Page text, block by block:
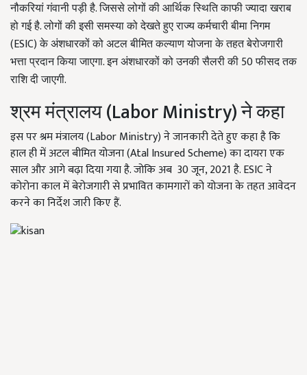
नौकरियांगंवानीपड़ीहै.जिससेलोगोंकीआर्थिकस्थितिकाफीज्यादाखराब
होगईहै.लोगोंकीइसीसमस्याकोदेखतेहुएराज्यकर्मचारीबीमानिगम
(ESIC)केअंशधारकोंकोअटलबीमितकल्याणयोजनाकेतहतबेरोजगारी
भत्ताप्रदानकियाजाएगा.इनअंशधारकोंकोउनकीसैलरीकी 50फीसदतक
राशिदीजाएगी.
श्रममंत्रालय(Labor Ministry)नेकहा
इस पर श्रम मंत्रालय (Labor Ministry) ने जानकारी देते हुए कहा है कि
हाल ही में अटल बीमित योजना (Atal Insured Scheme) का दायरा एक
साल और आगे बढ़ा दिया गया है. जोकि अब 30 जून, 2021 है. ESIC ने
कोरोना काल में बेरोजगारी से प्रभावित कामगारों को योजना के तहत आवेदन
करने का निर्देश जारी किए हैं.